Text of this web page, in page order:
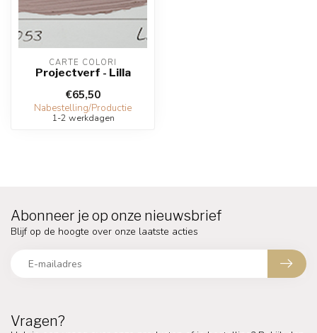
CARTE COLORI
Projectverf - Lilla
€65,50
Nabestelling/Productie
1-2 werkdagen
Vragen?
Abonneer je op onze nieuwsbrief
Blijf op de hoogte over onze laatste acties